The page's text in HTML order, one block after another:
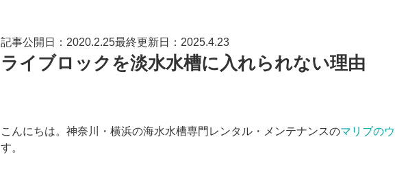
記事公開日：2020.2.25最終更新日：2025.4.23
ライブロックを淡水水槽に入れられない理由
こんにちは。神奈川・横浜の海水水槽専門レンタル・メンテナンスのマリブの
す。